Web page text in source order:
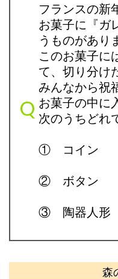
フランスの新
お菓子に『ガ
うものがあり
このお菓子に
て、切り分け
みんなから祝
お菓子の中に
次のうちどれ
① コイン
② ボタン
③ 陶器人形
森